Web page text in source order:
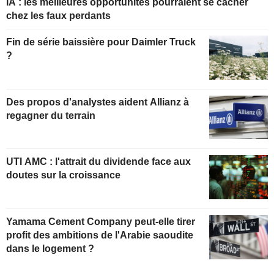
chez les faux perdants
Fin de série baissière pour Daimler Truck
?
Des propos d'analystes aident Allianz à
regagner du terrain
UTI AMC : l'attrait du dividende face aux
doutes sur la croissance
Yamama Cement Company peut-elle tirer
profit des ambitions de l'Arabie saoudite
dans le logement ?